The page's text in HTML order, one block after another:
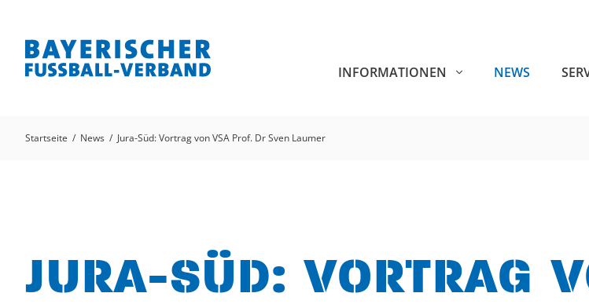
INFORMATIONEN NEWS
Startseite News Jura-Süd: Vortrag von VSA Prof. Dr Sven Laumer
JURA-SÜD: VORTRAG